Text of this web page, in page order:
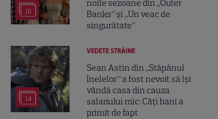
16
noile sezoane din „Outer
Banks” și „Un veac de
singurătate”
14
VEDETE STRĂINE
Sean Astin din „Stăpânul
Inelelor” a fost nevoit să își
vândă casa din cauza
salariului mic: Câți bani a
primit de fapt